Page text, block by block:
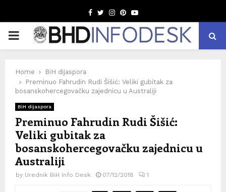
Facebook
TwitterInstagram
Pinterest
Youtube
PRIMARY
Home
BiH dijaspora
Preminuo Fahrudin Rudi Šišić: Veliki gubitak za
bosanskohercegovačku zajednicu u Australiji
BiH dijaspora
Preminuo Fahrudin Rudi Šišić:
Veliki gubitak za
bosanskohercegovačku zajednicu u
Australiji
by Urednik BiH Info Desk 07/12/2018 1